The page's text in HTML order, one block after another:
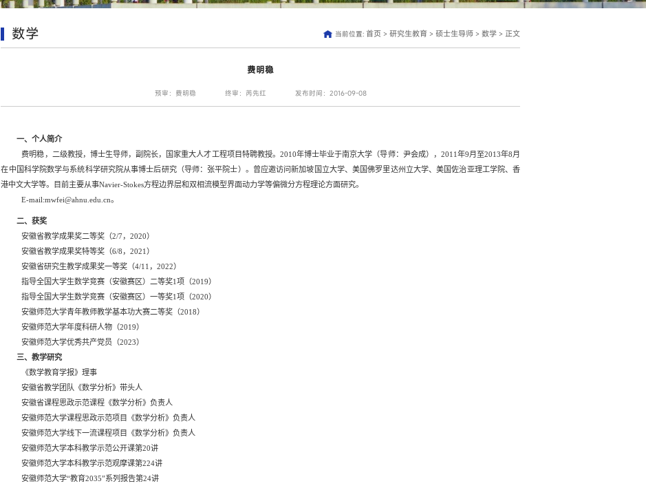
数学 当前位置:首页 >研究生教育 >硕士生导师 >数学 >正文
费明稳
预审：费明稳 终审：芮先红 发布时间：2016-09-08
一、个人简介
费明稳，二级教授，博士生导师，副院长，国家重大人才工程项目特聘教授。 2010年博士毕业于南京大学（导师：尹会成）， 2011年9月至2013年8月
在中国科学院数学与系统科学研究院从事博士后研究（导师：张平院士）。曾应邀访问新加坡国立大学、美国佛罗里达州立大学、美国佐治亚理工学院、香
港中文大学等。目前主要从事Navier-Stokes方程边界层和双相流模型界面动力学等偏微分方程理论方面研究。
E-mail:mwfei@ahnu.edu.cn。
二、获奖
安徽省教学成果奖二等奖 （2/7，2020）
安徽省教学成果奖特等奖 （6/8 ，2021 ）
安徽省研究生教学成果奖一等奖 （4/11 ，2022）
指导全国大学生数学竞赛（安徽赛区）二等奖1项 （2019）
指导全国大学生数学竞赛（安徽赛区）一等奖1项 （2020）
安徽师范大学青年教师教学基本功大赛二等奖 （2018）
安徽师范大学年度科研人物 （2019）
安徽师范大学优秀共产党员（2023）
三、教学研究
《数学教育学报》理事
安徽省教学团队《数学分析》带头人
安徽省课程思政示范课程《数学分析》负责人
安徽师范大学课程思政示范项目《数学分析》负责人
安徽师范大学线下一流课程项目《数学分析》负责人
安徽师范大学本科教学示范公开课第20讲
安徽师范大学本科教学示范观摩课第224讲
安徽师范大学“教育2035”系列报告第24讲